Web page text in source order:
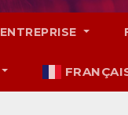
ENTREPRISE